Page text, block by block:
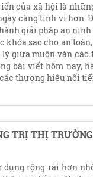
của xã hội là
càng tinh vi hơn.
giải pháp an
sao cho an
giữa muôn vàn
bài viết hôm nay,
thương hiệu nổi
TRỊ THỊ
rộng rãi hơn